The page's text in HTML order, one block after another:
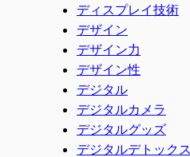
ディスプレイ技術
デザイン
デザイン力
デザイン性
デジタル
デジタルカメラ
デジタルグッズ
デジタルデトックス